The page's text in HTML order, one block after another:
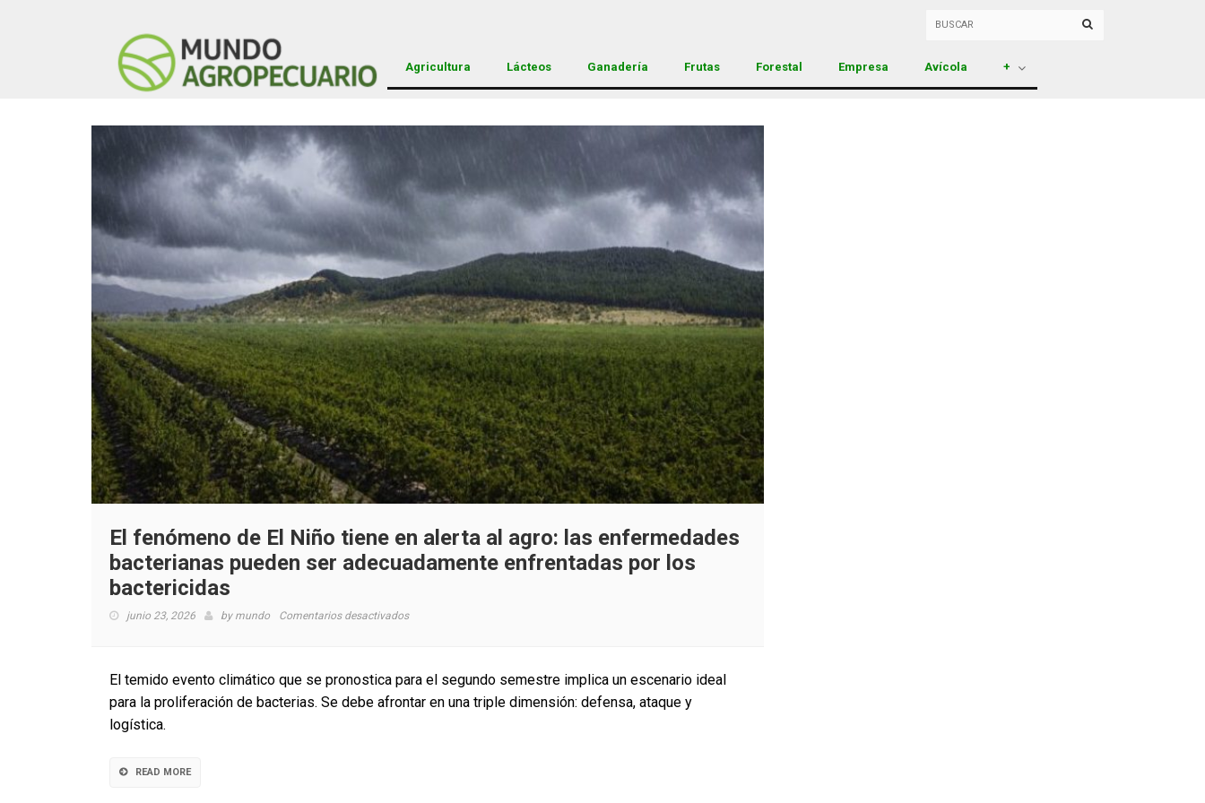
Agricultura Lácteos Ganadería Frutas Forestal Empresa Avícola +
El fenómeno de El Niño tiene en alerta al agro: las enfermedades
bacterianas pueden ser adecuadamente enfrentadas por los
bactericidas
junio 23, 2026 by mundo Comentarios desactivadosen
El
Niño
El temido evento climático que se pronostica para el segundo semestre implica un escenario ideal
para la proliferación de bacterias. Se debe afrontar en una triple dimensión: defensa, ataque y
logística.
READ MORE